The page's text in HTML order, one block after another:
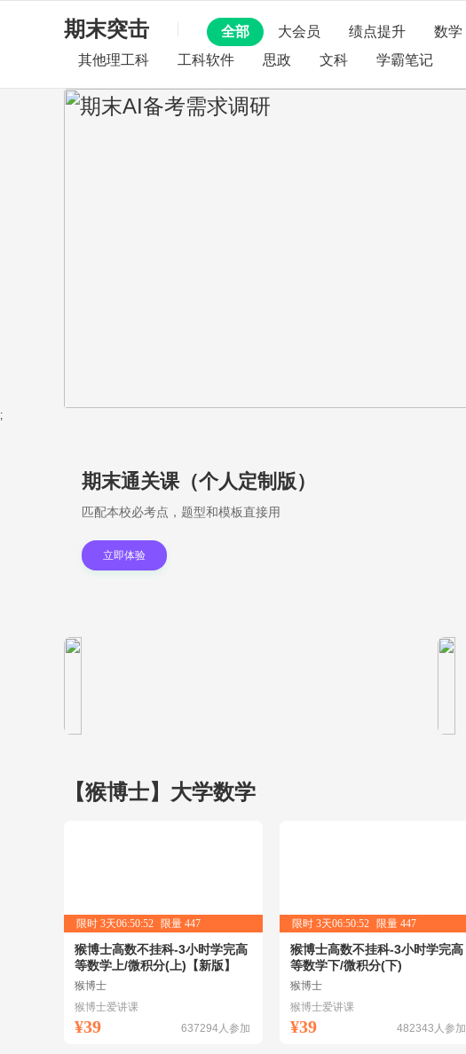
期末突击 全部 大会员 绩点提升 数学
其他理工科
工科软件 思政 文科 学霸笔记
;
期末通关课（个人定制版）
匹配本校必考点，题型和模板直接用
立即体验
【猴博士】大学数学
猴博士高数不挂科-3小时学完高
等数学上/微积分(上)【新版】
猴博士
猴博士爱讲课
637294人参加
¥39
限时 3天06:50:51 限量 447
猴博士高数不挂科-3小时学完高
等数学下/微积分(下)
猴博士
猴博士爱讲课
482343 人参加
¥39
限时 3天06:50:51 限量 447